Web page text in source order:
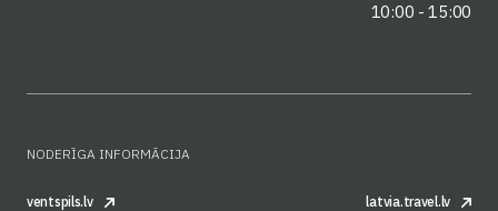
10:00 - 15:00
NODERĪGA INFORMĀCIJA
ventspils.lv latvia.travel.lv